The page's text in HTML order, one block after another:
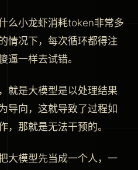
么小龙虾消耗token非常多
情况下，每次循环都得注
逼一样去试错。
就是大模型是以处理结果
导向，这就导致了过程如
，那就是无法干预的。
大模型先当成一个人，一